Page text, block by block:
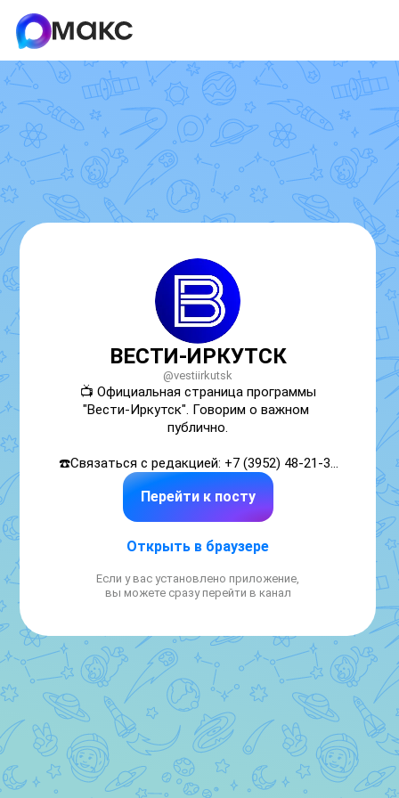
ВЕСТИ-ИРКУТСК
@vestiirkutsk
📺 Официальная страница программы
"Вести-Иркутск". Говорим о важном
публично.
☎️Связаться с редакцией: +7 (3952) 48-21-39
Регистрация в РКН:
https://www.gosuslugi.ru/snet/
Перейти к посту
Открыть в браузере
Если у вас установлено приложение,
вы можете сразу перейти в канал